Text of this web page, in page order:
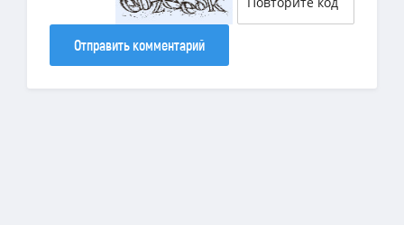
Отправить комментарий